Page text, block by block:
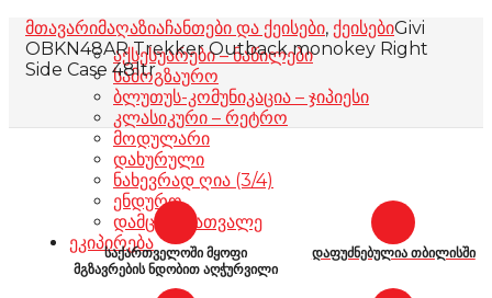
აქსესუარები – ნაწილები
სამოგზაურო
ბლუთუს-კომუნიკაცია – ჯიპიესი
კლასიკური – რეტრო
მოდულარი
დახურული
ნახევრად ღია (3/4)
ენდურო
დამცავი სათვალე
ეკიპირება
მთავარიმაღაზიაჩანთები და ქეისები, ქეისებიGivi
OBKN48AR Trekker Outback monokey Right
Side Case 48ltr
საქართველოში მყოფი
მგზავრების ნდობით აღჭურვილი
დაფუძნებულია თბილისში